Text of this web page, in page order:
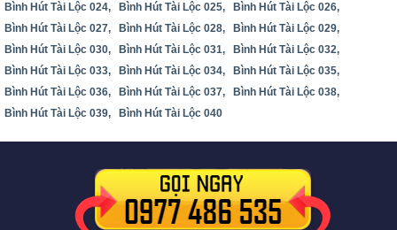
Bình Hút Tài Lộc 024,
Bình Hút Tài Lộc 025,
Bình Hút Tài Lộc 026,
Bình Hút Tài Lộc 027,
Bình Hút Tài Lộc 028,
Bình Hút Tài Lộc 029,
Bình Hút Tài Lộc 030,
Bình Hút Tài Lộc 031,
Bình Hút Tài Lộc 032,
Bình Hút Tài Lộc 033,
Bình Hút Tài Lộc 034,
Bình Hút Tài Lộc 035,
Bình Hút Tài Lộc 036,
Bình Hút Tài Lộc 037,
Bình Hút Tài Lộc 038,
Bình Hút Tài Lộc 039,
Bình Hút Tài Lộc 040